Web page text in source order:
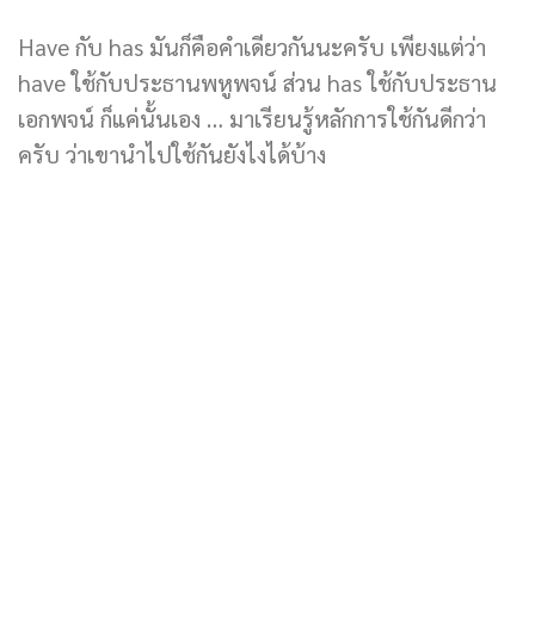
Have กับ has มันก็คือคำเดียวกันนะครับ เพียงแต่ว่า
have ใช้กับประธานพหูพจน์ ส่วน has ใช้กับประธาน
เอกพจน์ ก็แค่นั้นเอง … มาเรียนรู้หลักการใช้กันดีกว่า
ครับ ว่าเขานำไปใช้กันยังไงได้บ้าง